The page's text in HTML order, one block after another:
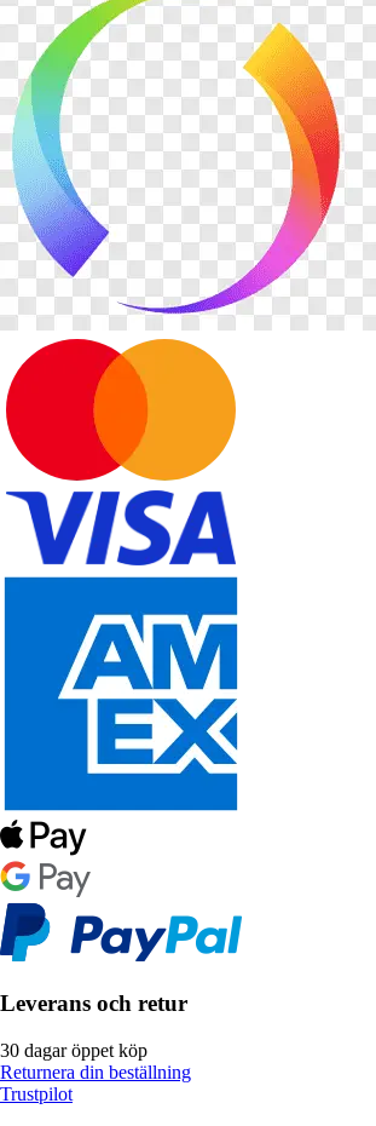
Leverans och retur
30 dagar öppet köp
Returnera din beställning
Trustpilot